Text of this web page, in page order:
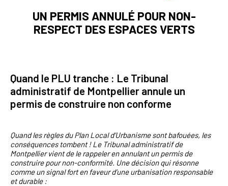
UN PERMIS ANNULÉ POUR NON-
RESPECT DES ESPACES VERTS
Quand le PLU tranche : Le Tribunal
administratif de Montpellier annule un
permis de construire non conforme
Quand les règles du Plan Local d’Urbanisme sont bafouées, les
conséquences tombent ! Le Tribunal administratif de
Montpellier vient de le rappeler en annulant un permis de
construire pour non-conformité. Une décision qui résonne
comme un signal fort en faveur d’une urbanisation responsable
et durable :